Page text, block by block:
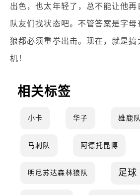
出色，也太年轻了，总不能让他再
队友们找状态吧。不管答案是字
狼都必须重拳出击。现在，就是搞
机！
相关标签
小卡 华子 雄鹿队
马刺队 阿德托昆博
明尼苏达森林狼队 足球